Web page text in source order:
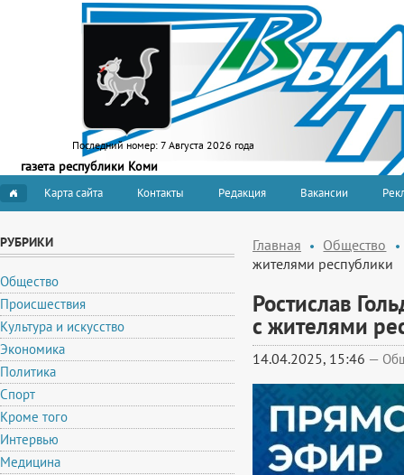
Последний номер: 7 Августа 2026 года
газета республики Коми
Карта сайта Контакты Редакция Вакансии
РУБРИКИ
Общество
Происшествия
Культура и искусство
Экономика
Политика
Спорт
Кроме того
Интервью
Медицина
Главная
Общество
жителями республики
Ростислав
с жителями
14.04.2025, 15:46 —